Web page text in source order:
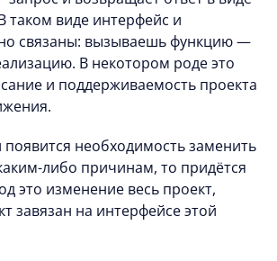
таком виде интерфейс и
связаны: вызываешь функцию —
В некотором роде это
и поддерживаемость проекта
появится необходимость заменить
либо причинам, то придётся
это изменение весь проект,
завязан на интерфейсе этой